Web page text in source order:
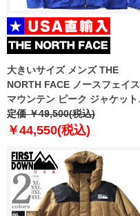
大きいサイズ メンズ THE
NORTH FACE ノースフェイス
マウンテン ピーク ジャケット
MOUNTAIN PEAK JACKET
USA直輸入 nj2hq01d
定価 ￥49,500(税込)
￥44,550(税込)